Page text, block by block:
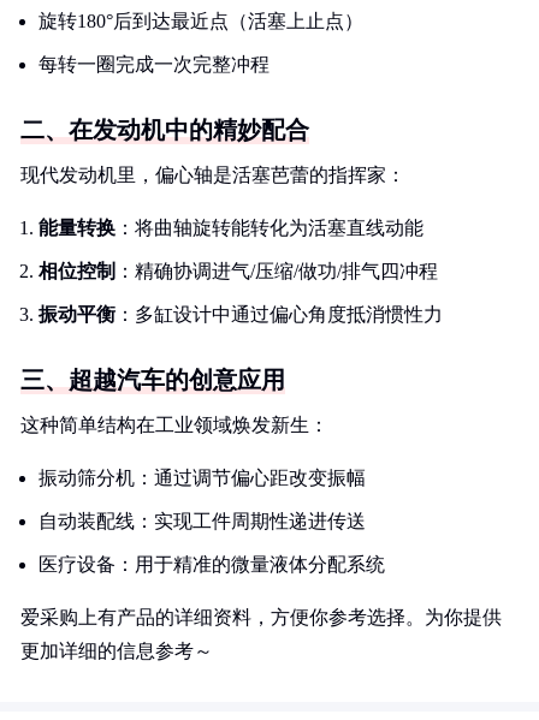
旋转180°后到达最近点（活塞上止点）
每转一圈完成一次完整冲程
二、在发动机中的精妙配合
现代发动机里，偏心轴是活塞芭蕾的指挥家：
能量转换 ：将曲轴旋转能转化为活塞直线动能
相位控制 ：精确协调进气/压缩/做功/排气四冲程
振动平衡 ：多缸设计中通过偏心角度抵消惯性力
三、超越汽车的创意应用
这种简单结构在工业领域焕发新生：
振动筛分机：通过调节偏心距改变振幅
自动装配线：实现工件周期性递进传送
医疗设备：用于精准的微量液体分配系统
爱采购上有产品的详细资料，方便你参考选择。为你提供
更加详细的信息参考～